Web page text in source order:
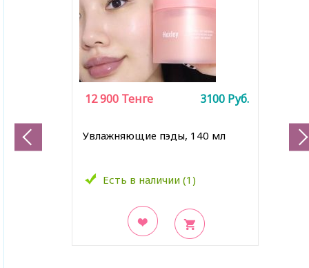
Увлажняющие пэды, 140 мл
Есть в наличии (1)
12 900 Тенге 3100 Руб.